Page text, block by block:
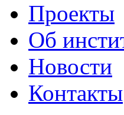
Проекты
Об
Новости
Контакты